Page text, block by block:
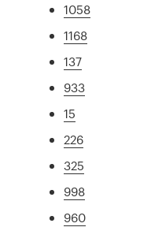
1058
1168
137
933
15
226
325
998
960